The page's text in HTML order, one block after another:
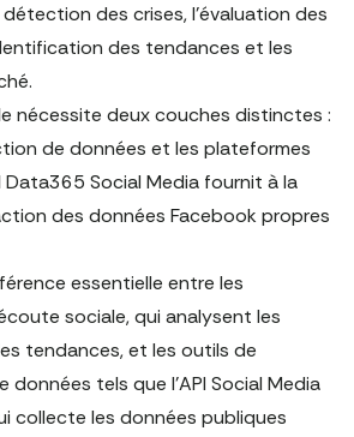
des crises, l'évaluation des
des tendances et les
nécessite deux couches distinctes :
de données et les plateformes
Data365 Social Media fournit à la
des données Facebook propres
essentielle entre les
sociale, qui analysent les
tendances, et les outils de
données tels que l'API Social Media
collecte les données publiques